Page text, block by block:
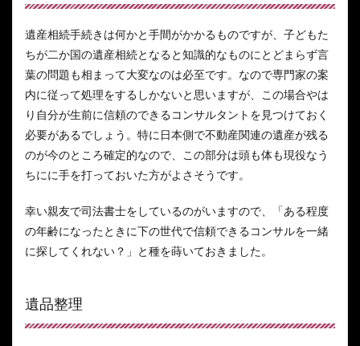
遺産相続手続きは何かと手間がかかるものですが、子どもた
ちが二か国の遺産相続となると知識的なものにとどまらず言
葉の問題も相まって大変なのは必至です。なので専門家の案
内に従って処理をするしかないと思いますが、この場合やは
り自分が生前に信頼のできるコンサルタントを見つけておく
必要があるでしょう。特に日本側で不動産関連の遺産が残る
のが今のところ確定的なので、この部分は頭も体も現役なう
ちにに手を打っておいた方がよさそうです。
幸い親友で司法書士をしているのがいますので、「ある程度
の年齢になったときに下の世代で信頼できるコンサルを一緒
に探してくれない？」と種を蒔いておきました。
遺品整理